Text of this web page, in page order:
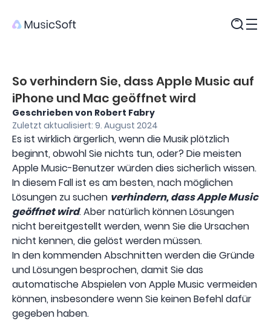
So verhindern Sie, dass Apple Music auf
iPhone und Mac geöffnet wird
Geschrieben von Robert Fabry
Zuletzt aktualisiert: 9. August 2024
Es ist wirklich ärgerlich, wenn die Musik plötzlich
beginnt, obwohl Sie nichts tun, oder? Die meisten
Apple Music-Benutzer würden dies sicherlich wissen.
In diesem Fall ist es am besten, nach möglichen
Lösungen zu suchen verhindern, dass Apple Music
geöffnet wird. Aber natürlich können Lösungen
nicht bereitgestellt werden, wenn Sie die Ursachen
nicht kennen, die gelöst werden müssen.
In den kommenden Abschnitten werden die Gründe
und Lösungen besprochen, damit Sie das
automatische Abspielen von Apple Music vermeiden
können, insbesondere wenn Sie keinen Befehl dafür
gegeben haben.